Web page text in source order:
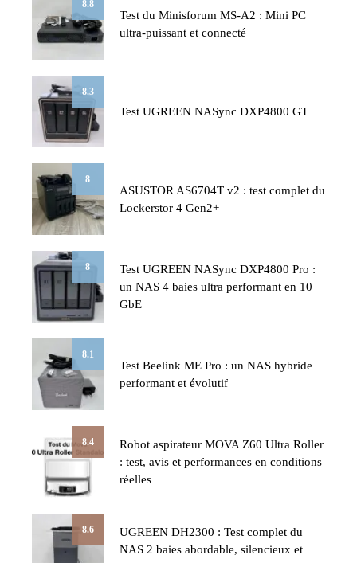
8.8
Test du Minisforum MS-A2 : Mini PC
ultra-puissant et connecté
8.3
Test UGREEN NASync DXP4800 GT
8
ASUSTOR AS6704T v2 : test complet du
Lockerstor 4 Gen2+
8
Test UGREEN NASync DXP4800 Pro :
un NAS 4 baies ultra performant en 10
GbE
8.1
Test Beelink ME Pro : un NAS hybride
performant et évolutif
8.4
Robot aspirateur MOVA Z60 Ultra Roller
: test, avis et performances en conditions
réelles
8.6
UGREEN DH2300 : Test complet du
NAS 2 baies abordable, silencieux et